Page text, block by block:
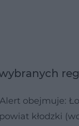
obejmuje:
kłodzki